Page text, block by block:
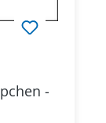
-